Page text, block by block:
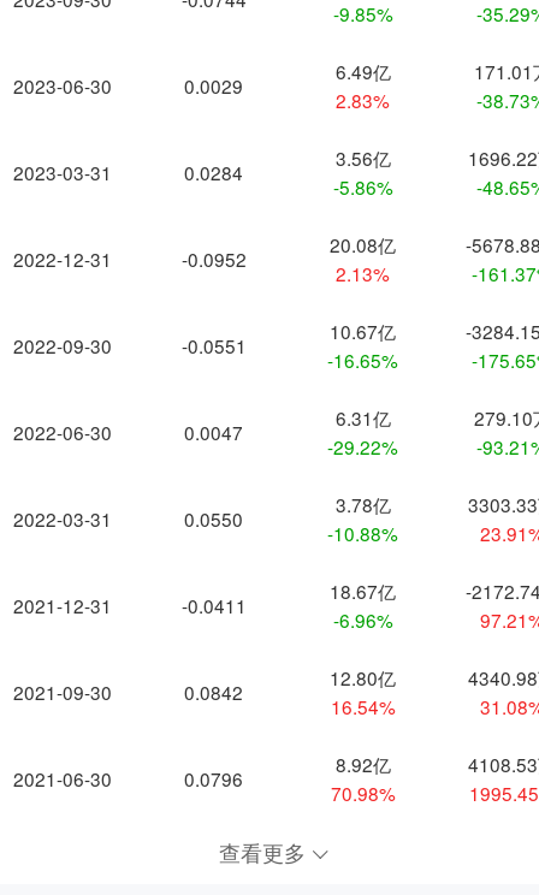
2023-06-30
2023-03-31
2022-12-31
2022-09-30
2022-06-30
2022-03-31
2021-12-31
2021-09-30
2021-06-30
-9.85%
-
0.0029
6.49亿
2.83%
171.01
-
0.0284
3.56亿
-5.86%
-
-0.0952
20.08亿
2.13%
-
-
-0.0551
10.67亿
-16.65%
-
-
0.0047
6.31亿
-29.22%
279.10
-
0.0550
3.78亿
-10.88%
-0.0411
18.67亿
-6.96%
-
0.0842
12.80亿
16.54%
0.0796
8.92亿
70.98%
查看更多